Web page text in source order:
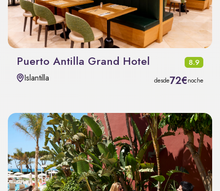
Puerto Antilla Grand Hotel 8.9
Islantilla desde72€noche